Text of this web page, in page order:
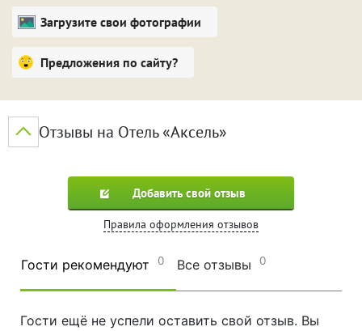
Загрузите свои фотографии
Предложения по сайту?
Отзывы на Отель «Аксель»
Добавить свой отзыв
Правила оформления отзывов
Гости рекомендуют 0 Все отзывы 0
Гости ещё не успели оставить свой отзыв. Вы